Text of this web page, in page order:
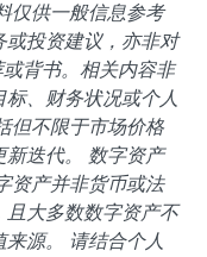
仅供一般信息参考
投资建议，亦非对
背书。相关内容非
、财务状况或个人
但不限于市场价格
迭代。 数字资产
资产并非货币或法
且大多数数字资产不
源。 请结合个人